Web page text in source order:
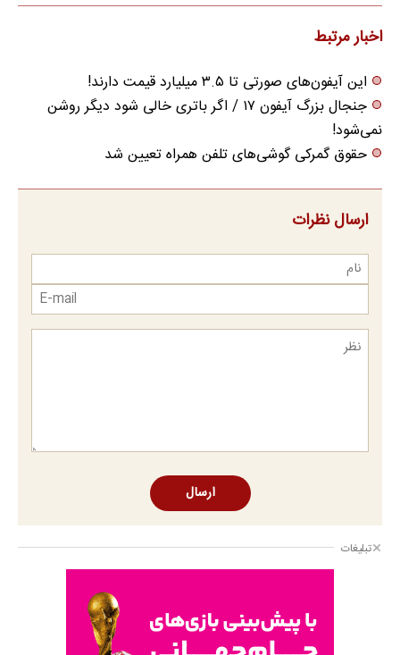
مراجعه حضوری
اخبار مرتبط
این آیفون‌های صورتی تا ۳.۵ میلیارد قیمت دارند!
جنجال بزرگ آیفون ۱۷ / اگر باتری خالی شود دیگر روشن
نمی‌شود!
حقوق گمرکی گوشی‌های تلفن همراه تعیین شد
ارسال نظرات
ارسال
تبلیغات